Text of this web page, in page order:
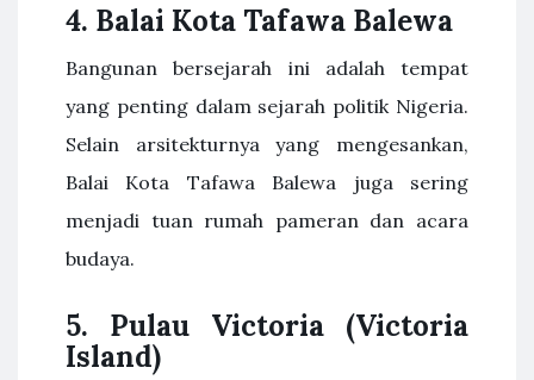
4. Balai Kota Tafawa Balewa
Bangunan bersejarah ini adalah tempat
yang penting dalam sejarah politik Nigeria.
Selain arsitekturnya yang mengesankan,
Balai Kota Tafawa Balewa juga sering
menjadi tuan rumah pameran dan acara
budaya.
5. Pulau Victoria (Victoria
Island)